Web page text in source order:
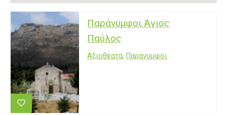
Παράνυμφοι Άγιος
Παύλος
Αξιοθέατα, Παράνυμφοι